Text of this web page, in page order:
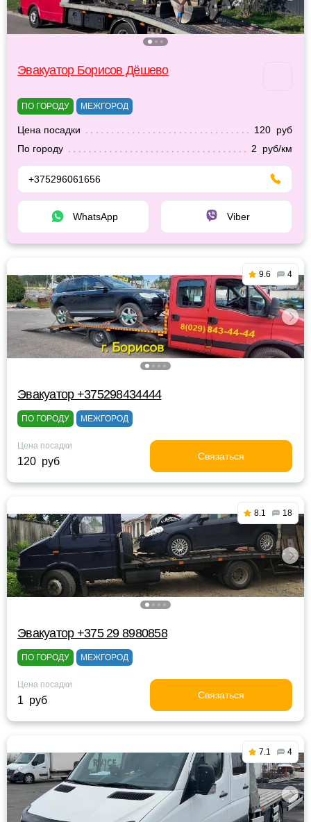
Эвакуатор Борисов Дёшево
ПО ГОРОДУ МЕЖГОРОД
Цена посадки
120 руб
По городу
2 руб/км
+375296061656
WhatsApp Viber
9.6 4
Эвакуатор +375298434444
ПО ГОРОДУ МЕЖГОРОД
Цена посадки
120 руб Связаться
8.1 18
Эвакуатор +375 29 8980858
ПО ГОРОДУ МЕЖГОРОД
Цена посадки
1 руб Связаться
7.1 4